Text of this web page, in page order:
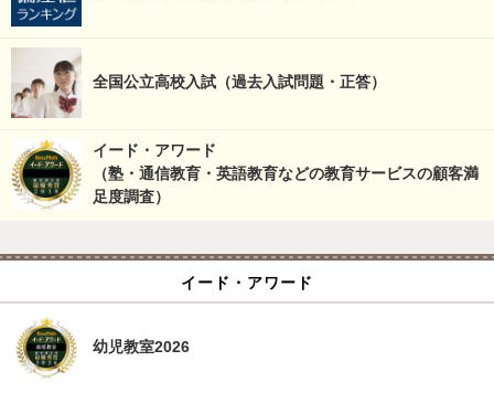
全国公立高校入試（過去入試問題・正答）
イード・アワード
（塾・通信教育・英語教育などの教育サービスの顧客満
足度調査）
イード・アワード
幼児教室2026